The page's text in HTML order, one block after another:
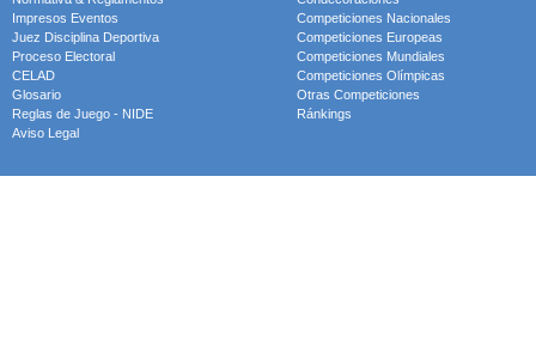
Impresos Eventos
Juez Disciplina Deportiva
Proceso Electoral
CELAD
Glosario
Reglas de Juego - NIDE
Aviso Legal
Competiciones Nacionales
Competiciones Europeas
Competiciones Mundiales
Competiciones Olímpicas
Otras Competiciones
Ránkings